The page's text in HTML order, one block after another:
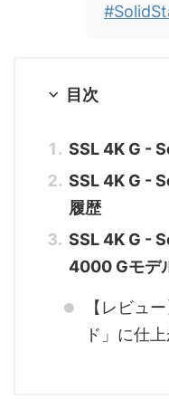
目次
SSL 4K G -
SSL 4K G -
履歴
SSL 4K G -
4000 Gモデ
【レビュ
ド」に仕